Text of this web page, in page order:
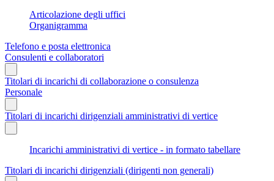
Articolazione degli uffici
Organigramma
Telefono e posta elettronica
Consulenti e collaboratori
Titolari di incarichi di collaborazione o consulenza
Personale
Titolari di incarichi dirigenziali amministrativi di vertice
Incarichi amministrativi di vertice - in formato tabellare
Titolari di incarichi dirigenziali (dirigenti non generali)